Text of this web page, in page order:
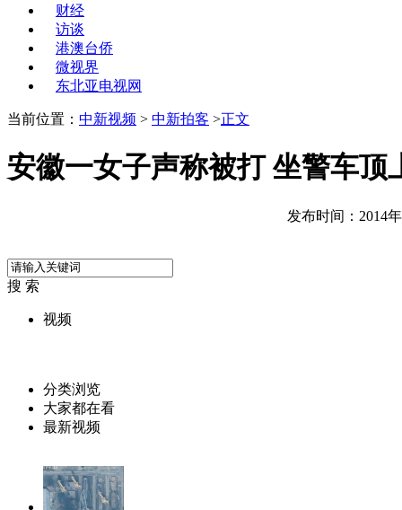
财经
访谈
港澳台侨
微视界
东北亚电视网
当前位置： 中新视频 > 中新拍客 >正文
安徽一女子声称被打 坐警车顶
发布时间：2014
搜 索
视频
分类浏览
大家都在看
最新视频